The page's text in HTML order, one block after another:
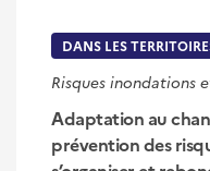
DANS LES
Risques inondations
Adaptation au
prévention des